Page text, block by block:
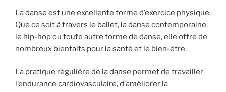
La danse est une excellente forme d’exercice physique.
Que ce soit à travers le ballet, la danse contemporaine,
le hip-hop ou toute autre forme de danse, elle offre de
nombreux bienfaits pour la santé et le bien-être.
La pratique régulière de la danse permet de travailler
l’endurance cardiovasculaire, d’améliorer la